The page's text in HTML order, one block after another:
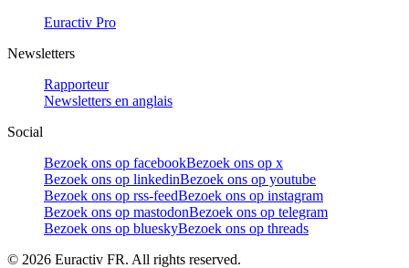
Euractiv Pro
Newsletters
Rapporteur
Newsletters en anglais
Social
Bezoek ons op facebookBezoek ons op x
Bezoek ons op linkedinBezoek ons op youtube
Bezoek ons op rss-feedBezoek ons op instagram
Bezoek ons op mastodonBezoek ons op telegram
Bezoek ons op blueskyBezoek ons op threads
© 2026 Euractiv FR. All rights reserved.